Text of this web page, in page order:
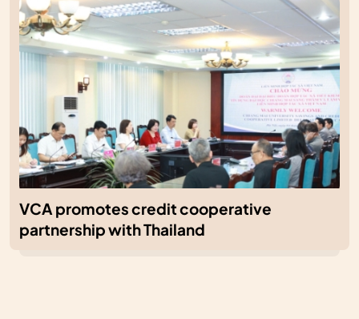
VCA promotes credit cooperative
partnership with Thailand